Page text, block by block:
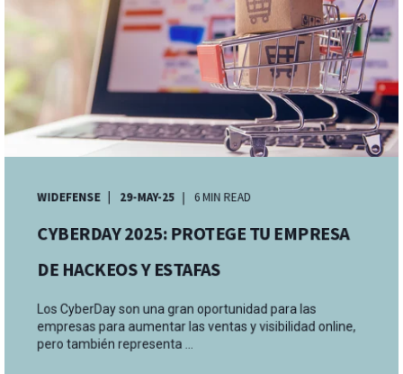
WIDEFENSE 29-MAY-25 6 MIN READ
CYBERDAY 2025: PROTEGE TU EMPRESA
DE HACKEOS Y ESTAFAS
Los CyberDay son una gran oportunidad para las
empresas para aumentar las ventas y visibilidad online,
pero también representa ...